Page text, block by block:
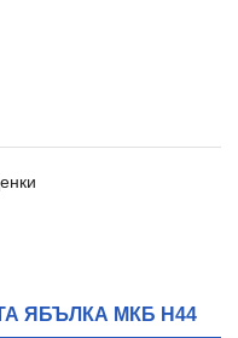
ЯБЪЛКА МКБ H44